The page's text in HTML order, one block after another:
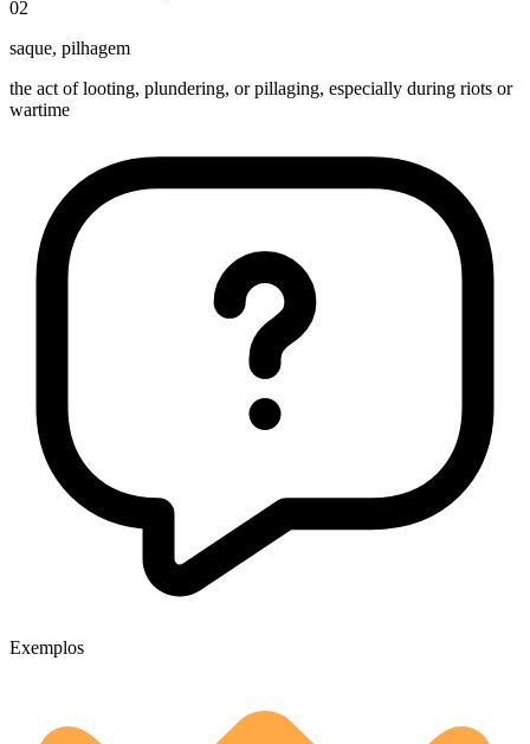
02
saque, pilhagem
the act of looting, plundering, or pillaging, especially during riots or
wartime
Exemplos